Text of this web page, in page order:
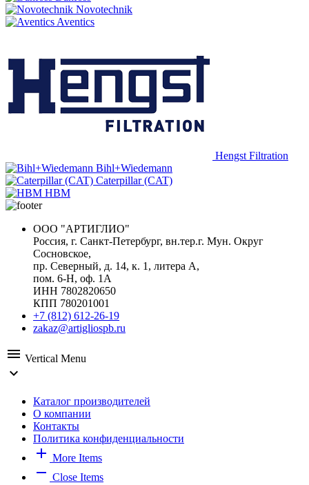
Novotechnik
Aventics
Hengst Filtration
Bihl+Wiedemann
Caterpillar (CAT)
HBM
ООО "АРТИГЛИО"
Россия, г. Санкт-Петербург, вн.тер.г. Мун. Округ
Сосновское,
пр. Северный, д. 14, к. 1, литера А,
пом. 6-Н, оф. 1А
ИНН 7802820650
КПП 780201001
+7 (812) 612-26-19
zakaz@artigliospb.ru
menu Vertical Menu
expand_more
Каталог производителей
О компании
Контакты
Политика конфиденциальности
add More Items
remove Close Items